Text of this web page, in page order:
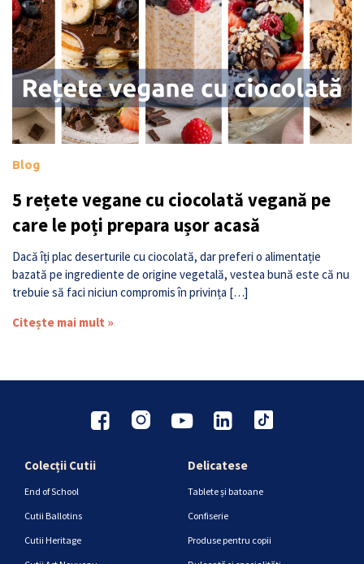
Blog
5 rețete vegane cu ciocolată vegană pe
care le poți prepara ușor acasă
Dacă îți plac deserturile cu ciocolată, dar preferi o alimentație
bazată pe ingrediente de origine vegetală, vestea bună este că nu
trebuie să faci niciun compromis în privința […]
Citește mai mult »
Colecții Cutii
End of School
Cutii Ballotins
Cutii Heritage
Delicatese
Tablete și batoane
Confiserie
Produse pentru copii